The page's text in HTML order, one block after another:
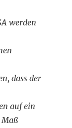
werden
dass der
auf ein